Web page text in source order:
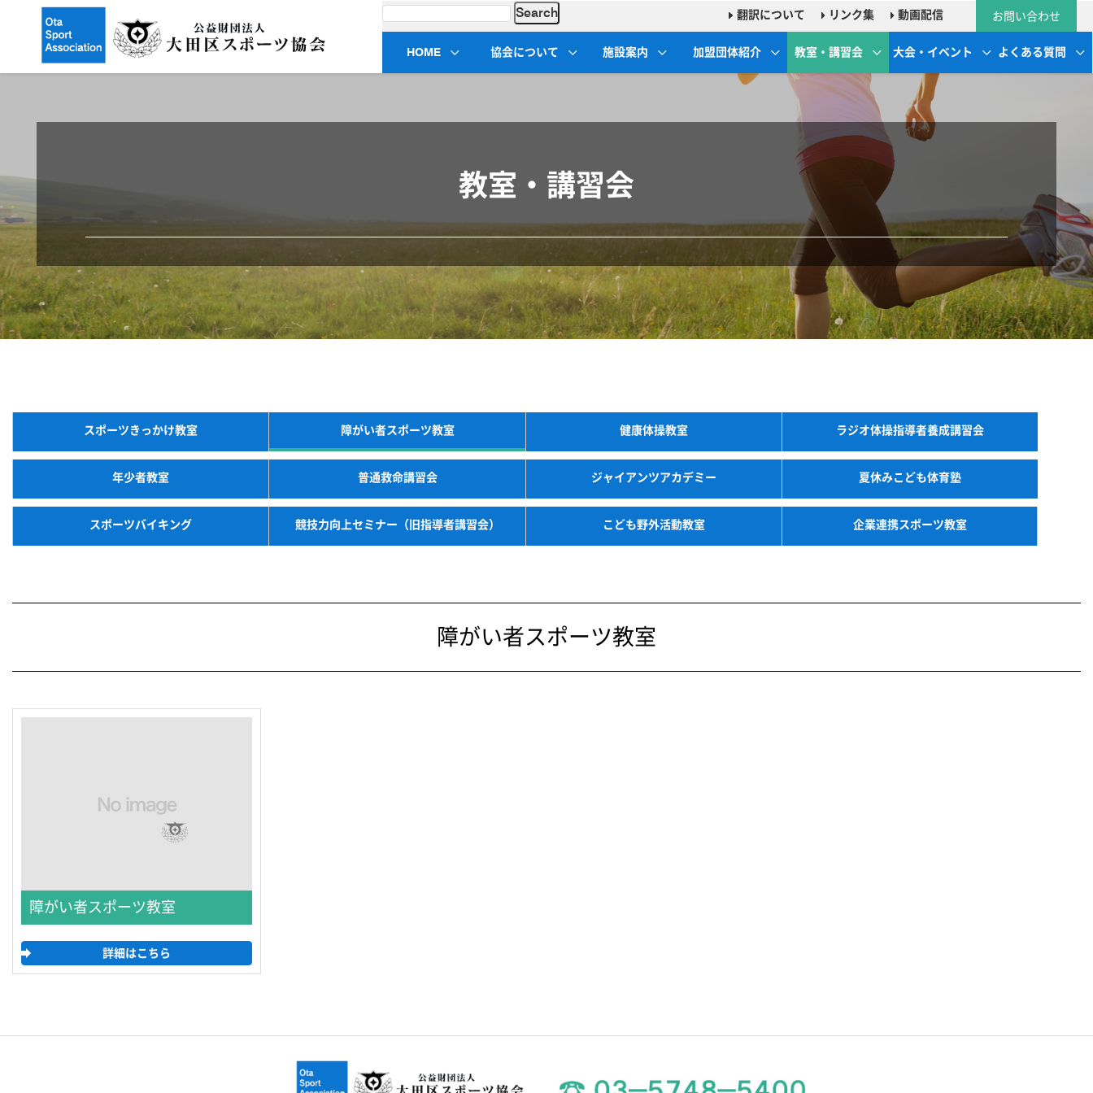
翻訳について リンク集 動画配信 お問い合わせ
HOME 協会について 施設案内 加盟団体紹介 教室・講習会 大会・イベント よくある質問
教室・講習会
スポーツきっかけ教室 障がい者スポーツ教室 健康体操教室 ラジオ体操指導者養成講習会
年少者教室 普通救命講習会 ジャイアンツアカデミー 夏休みこども体育塾
スポーツバイキング 競技力向上セミナー（旧指導者講習会） こども野外活動教室 企業連携スポーツ教室
障がい者スポーツ教室
障がい者スポーツ教室
詳細はこちら